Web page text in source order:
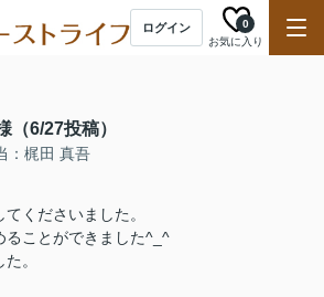
ログイン
お気に入り
0
（6/27投稿）
：梶田 真吾
くださいました。
ることができました^_^
。